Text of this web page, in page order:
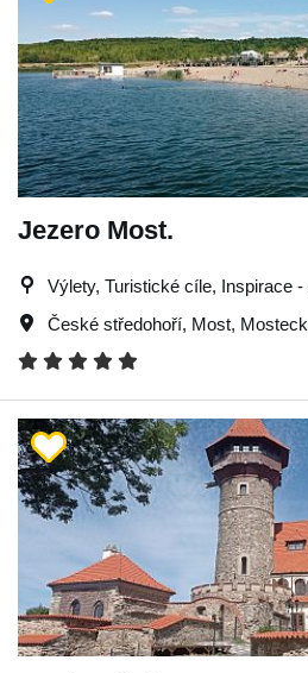
Jezero Most.
Výlety, Turistické cíle, Inspirace
České středohoří, Most,